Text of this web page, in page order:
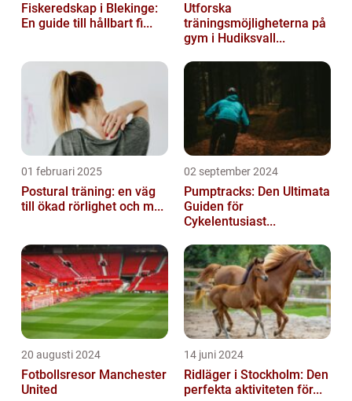
Fiskeredskap i Blekinge:
En guide till hållbart fi...
Utforska
träningsmöjligheterna på
gym i Hudiksvall...
01 februari 2025
Postural träning: en väg
till ökad rörlighet och m...
02 september 2024
Pumptracks: Den Ultimata
Guiden för
Cykelentusiast...
20 augusti 2024
Fotbollsresor Manchester
United
14 juni 2024
Ridläger i Stockholm: Den
perfekta aktiviteten för...